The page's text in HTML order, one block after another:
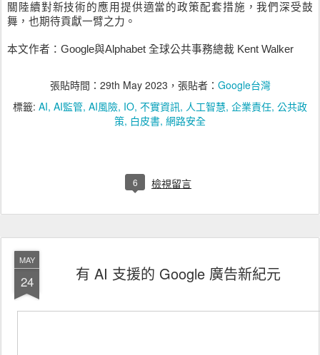
關陸續對新技術的應用提供適當的政策配套措施，我們深受鼓
舞，也期待貢獻一臂之力。
本文作者：Google與Alphabet 全球公共事務總裁 Kent Walker
張貼時間： 29th May 2023 ，張貼者： Google台灣
標籤: AI AI監管 AI風險 IO 不實資訊 人工智慧 企業責任 公共政
策 白皮書 網路安全
6 檢視留言
MAY
24 有 AI 支援的 Google 廣告新紀元